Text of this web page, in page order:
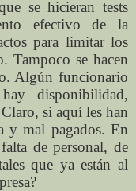
se hicieran tests
efectivo de la
para limitar los
Tampoco se hacen
Algún funcionario
disponibilidad,
si aquí les han
y mal pagados. En
de personal, de
que ya están al